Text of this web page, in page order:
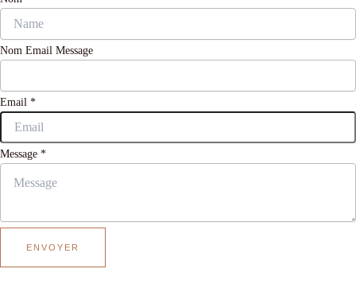
Nom Email Message
Email *
Message *
ENVOYER